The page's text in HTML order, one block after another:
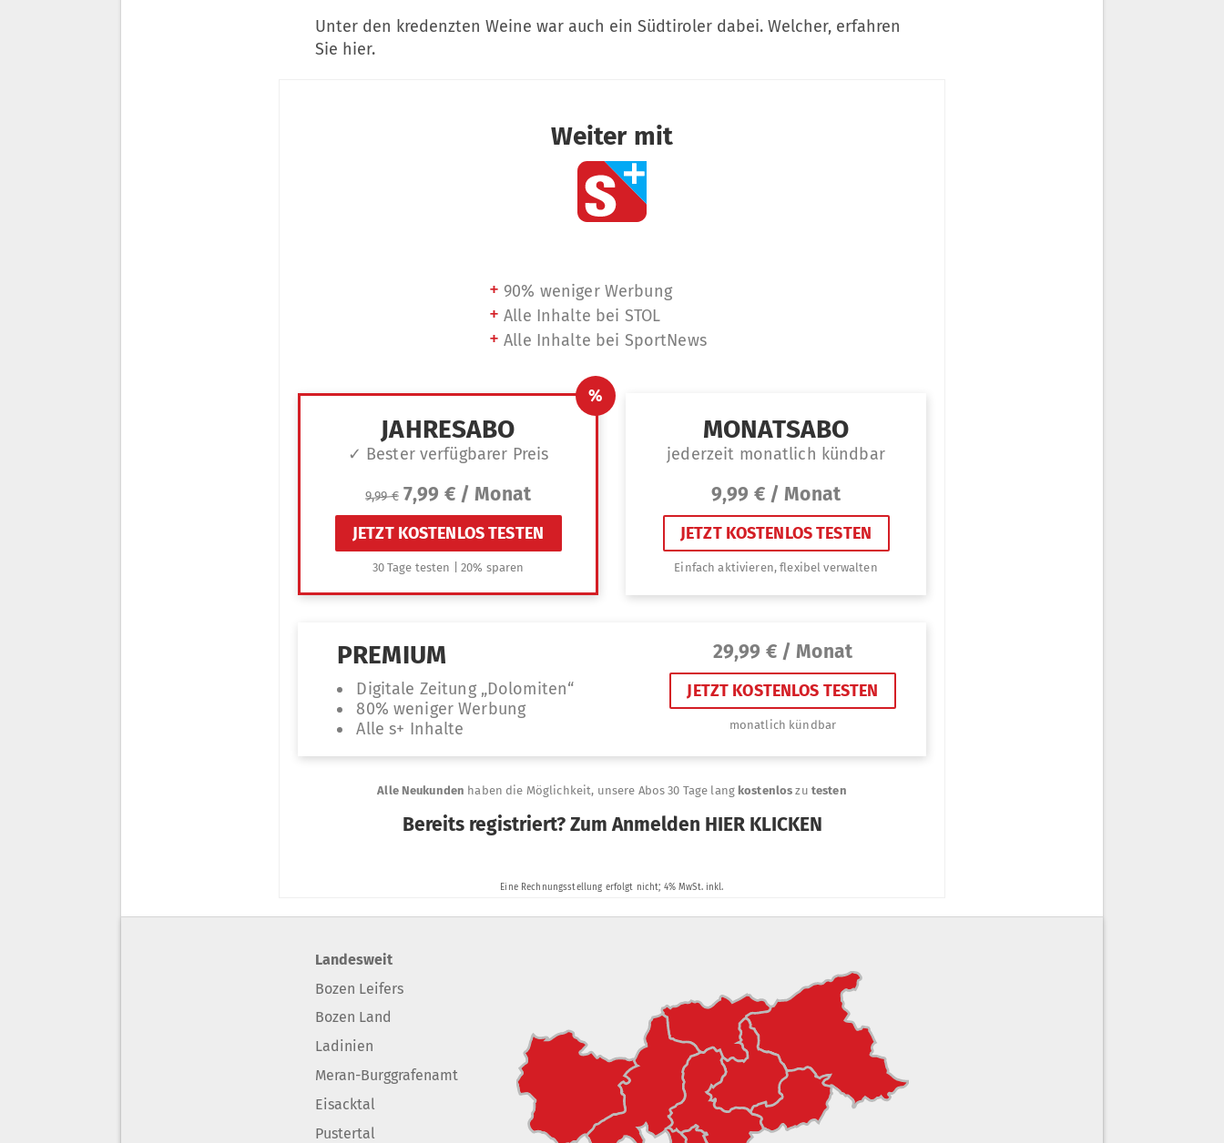
Unter den kredenzten Weine war auch ein Südtiroler dabei. Welcher, erfahren
Sie hier.
Landesweit
Bozen Leifers
Bozen Land
Ladinien
Meran-Burggrafenamt
Eisacktal
Pustertal